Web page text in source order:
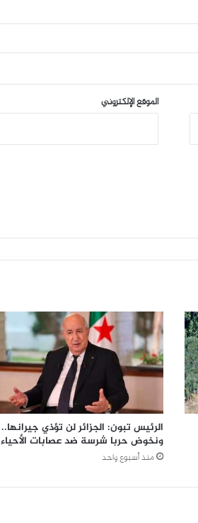
الموقع الإلكتروني
الرئيس تبون: الجزائر لن تؤذي جيرانها..
ونخوض حربا شرسة ضد عصابات الأحياء
منذ أسبوع واحد